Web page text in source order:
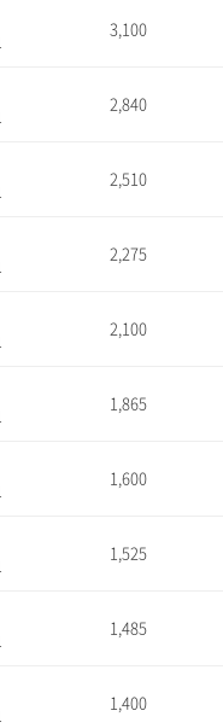
3,100
2,840
2,510
2,275
2,100
1,865
1,600
1,525
1,485
1,400